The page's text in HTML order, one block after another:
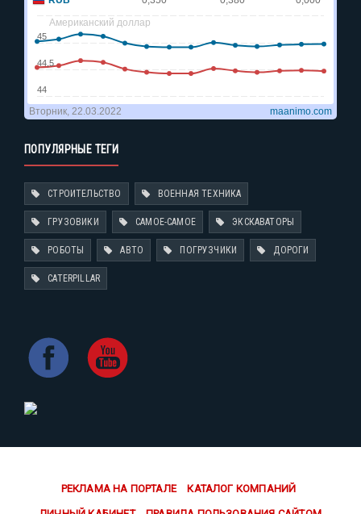
ПОПУЛЯРНЫЕ ТЕГИ
СТРОИТЕЛЬСТВО ВОЕННАЯ ТЕХНИКА
ГРУЗОВИКИ САМОЕ-САМОЕ ЭКСКАВАТОРЫ
РОБОТЫ АВТО ПОГРУЗЧИКИ ДОРОГИ
CATERPILLAR
РЕКЛАМА НА ПОРТАЛЕ КАТАЛОГ КОМПАНИЙ